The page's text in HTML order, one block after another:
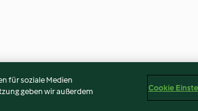
für soziale Medien
geben wir außerdem
Cookie